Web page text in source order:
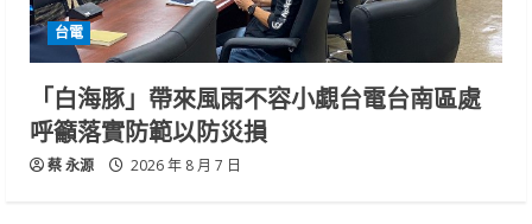
台電
「白海豚」帶來風雨不容小覷台電台南區處
呼籲落實防範以防災損
蔡 永源 2026 年 8 月 7 日